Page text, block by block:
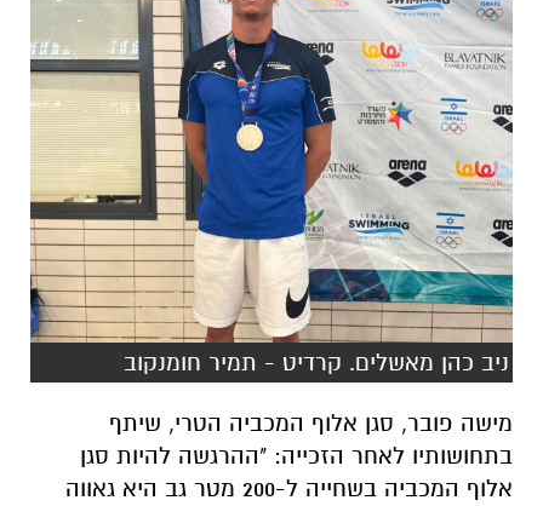
ניב כהן מאשלים. קרדיט - תמיר חומנקוב
מישה פובר, סגן אלוף המכביה הטרי, שיתף
בתחושותיו לאחר הזכייה: "ההרגשה להיות סגן
אלוף המכביה בשחייה ל-200 מטר גב היא גאווה